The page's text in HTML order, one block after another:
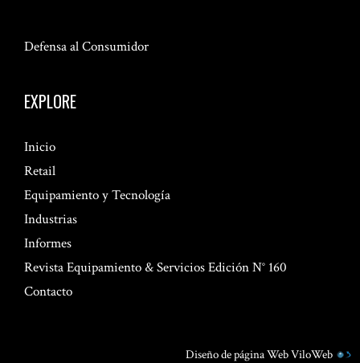
Defensa al Consumidor
EXPLORE
Inicio
Retail
Equipamiento y Tecnología
Industrias
Informes
Revista Equipamiento & Servicios Edición N° 160
Contacto
Diseño de página WebViloWeb